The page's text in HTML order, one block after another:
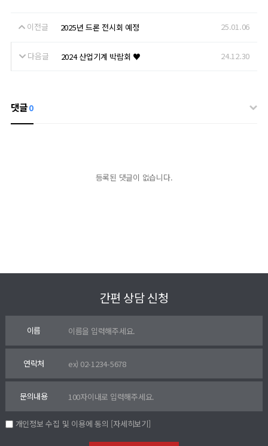
이전글 2025년 드론 전시회 예정 25.01.06
다음글 2024 산업기계 박람회 ♥ 24.12.30
댓글0
등록된 댓글이 없습니다.
간편 상담 신청
이름
연락처
문의내용
개인정보 수집 및 이용에 동의 [자세히보기]